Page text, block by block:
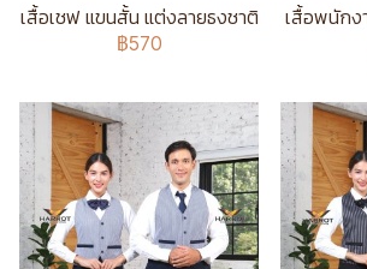
เสื้อเชฟ แขนสั้น แต่งลายธงชาติ
฿570
เสื้อพนักง